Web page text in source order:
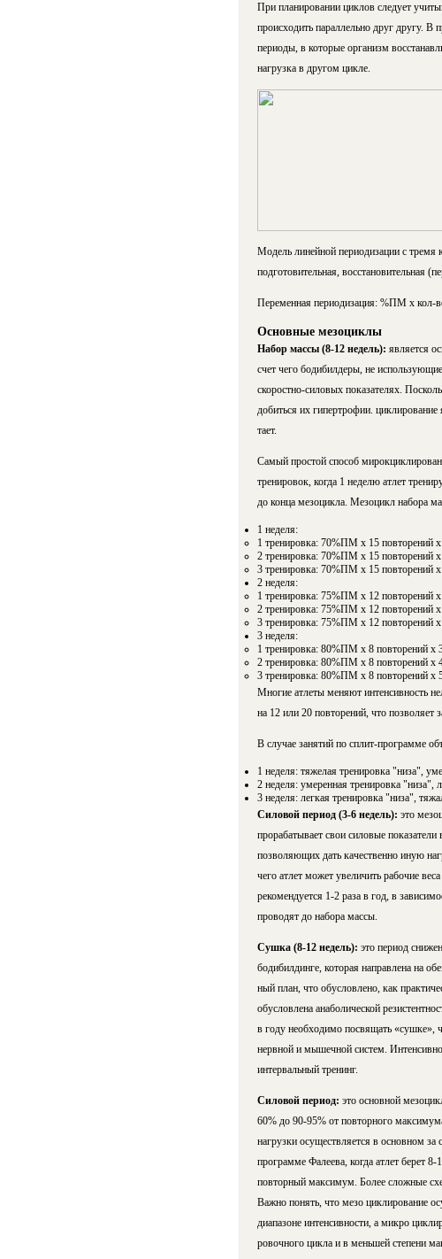
При планировании циклов следует
происходить параллельно друг другу. В
периоды, в которые организм
нагрузка в другом цикле.
Модель линейной периодизации с
подготовительная, восстановительная
Переменная периодизация: %ПМ х кол-
Основные мезоциклы
Набор массы (8-12 недель): является
счет чего бодибилдеры, не
скоростно-си­ло­вых показателях.
добиться их гипертрофии. циклирование
та­ет.
Са­мый прос­той способ
тренировок, когда 1 неделю атлет
до конца мезоцикла. Мезоцикл набора
1 неделя:
1 тренировка: 70%ПМ х 15 повторений
2 тренировка: 70%ПМ х 15 повторений
3 тренировка: 70%ПМ х 15 повторений
2 неделя:
1 тренировка: 75%ПМ х 12 повторений
2 тренировка: 75%ПМ х 12 повторений
3 тренировка: 75%ПМ х 12 повторений
3 неделя:
1 тренировка: 80%ПМ х 8 повторений х
2 тренировка: 80%ПМ х 8 повторений х
3 тренировка: 80%ПМ х 8 повторений х
Многие атлеты меняют интенсивность
на 12 или 20 повторений, что позволяет
В случае занятий по сплит-программе
1 неделя: тяжелая тренировка "низа",
2 неделя: умеренная тренировка "низа",
3 неделя: легкая тренировка "низа",
Силовой период (3-6 недель): это
прорабатывает свои силовые
поз­во­ля­ю­щих дать качественно иную
чего ат­лет мо­жет уве­ли­чить ра­бо­чие
рекомендуется 1-2 раза в год, в
проводят до набора массы.
Сушка (8-12 недель): это период
бо­ди­бил­дин­ге, которая направлена на
ный план, что обусловлено, как
обусловлена анаболической
в году необходимо посвящать «сушке»,
нерв­ной и мы­шеч­ной сис­тем.
интервальный тренинг.
Силовой период: это основной
60% до 90-95% от повторного
нагрузки осуществляется в основном
программе Фалеева, когда атлет берет
повторный максимум. Более сложные
Важ­но по­нять, что мезо циклирование
диапазоне интенсивности, а мик­ро
ро­воч­но­го цикла и в меньшей степени